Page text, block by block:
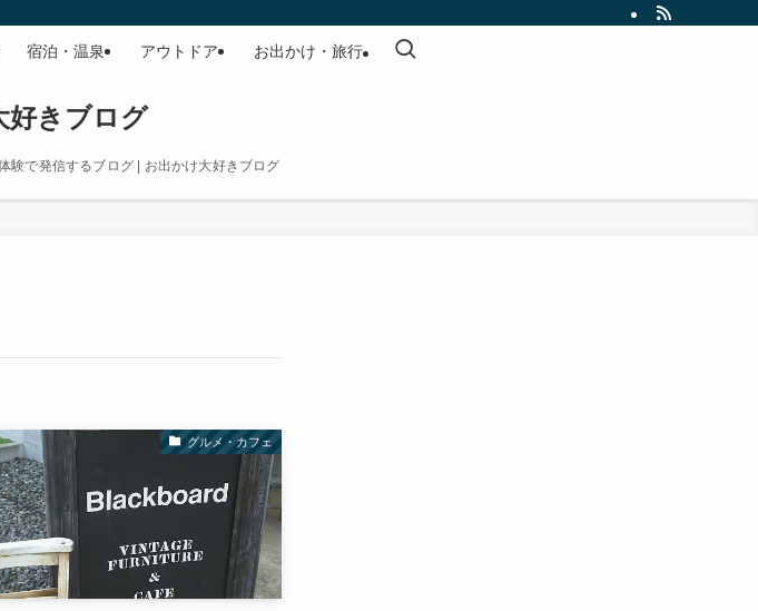
好きブログ
験で発信するブログ | お出かけ大好きブログ
宿泊・温泉 アウトドア お出かけ・旅行
グルメ・カフェ